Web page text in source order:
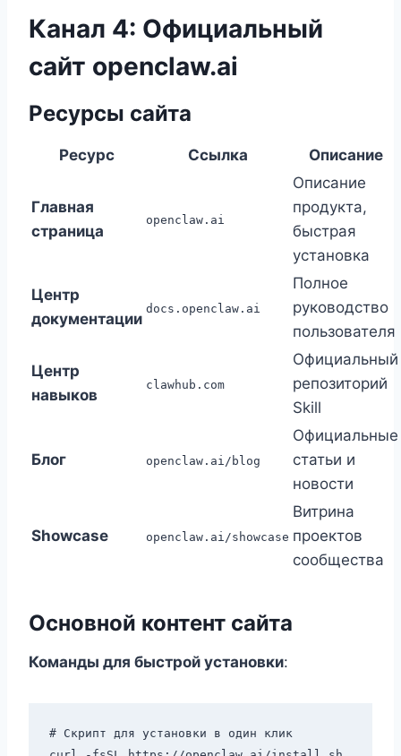
Канал 4: Официальный
сайт openclaw.ai
Ресурсы сайта
Ресурс Ссылка Описание
Главная
страница
openclaw.ai
Описание
продукта,
быстрая
установка
Центр
документации
docs.openclaw.ai
Полное
руководство
пользователя
Центр
навыков
clawhub.com
Официальный
репозиторий
Skill
Блог openclaw.ai/blog
Официальные
статьи и
новости
Showcase openclaw.ai/showcase
Витрина
проектов
сообщества
Основной контент сайта
Команды для быстрой установки:
# Скрипт для установки в один клик